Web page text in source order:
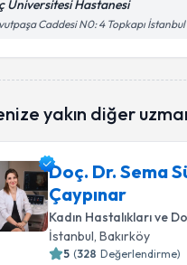
Üniversitesi Hastanesi
Caddesi N0: 4 Topkapı İstanbul
yakın diğer
Doç. Dr. Sema
Çaypınar
Kadın Hastalıkları ve
İstanbul, Bakırköy
5 (328 Değerlendirme)